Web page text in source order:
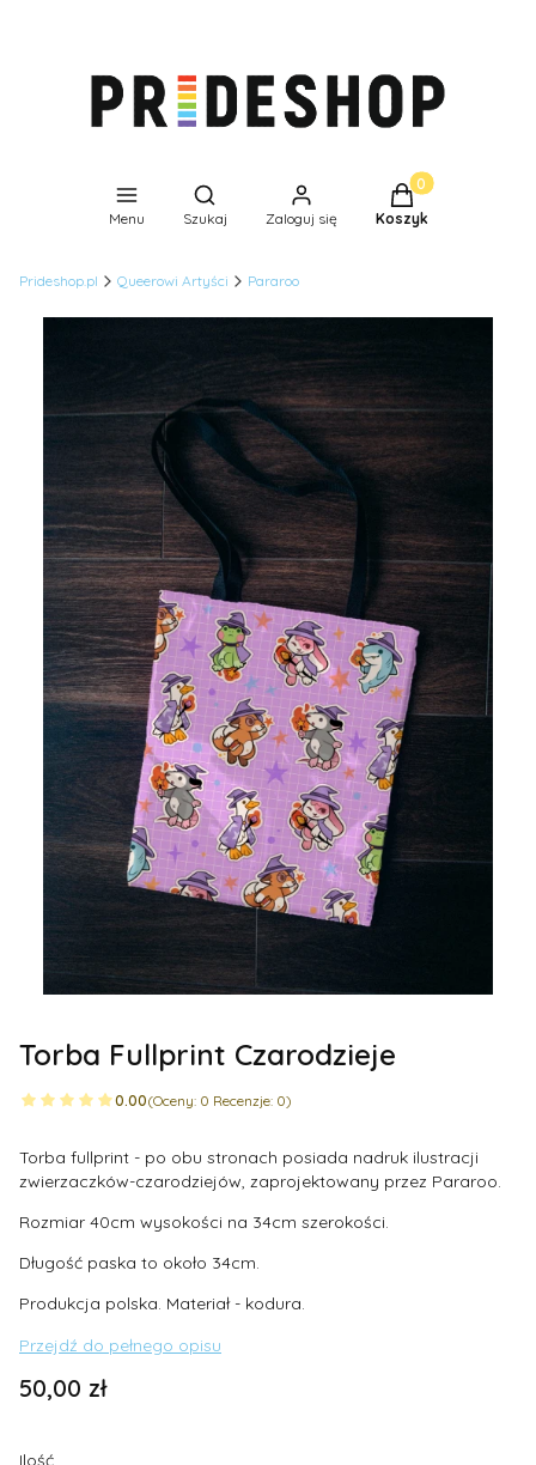
Menu
Otwórz wyszukiwarkę
Szukaj Zaloguj się
Produkty w
Koszyk
Prideshop.pl Queerowi Artyści Pararoo
Torba Fullprint Czarodzieje
0.00(Oceny: 0 Recenzje: 0)
Torba fullprint - po obu stronach posiada nadruk ilustracji
zwierzaczków-czarodziejów, zaprojektowany przez Pararoo.
Rozmiar 40cm wysokości na 34cm szerokości.
Długość paska to około 34cm.
Produkcja polska. Materiał - kodura.
Przejdź do pełnego opisu
Cena
50,00 zł
Ilość